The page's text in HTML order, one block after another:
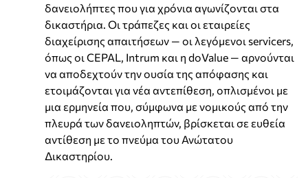
δανειολήπτες που για χρόνια αγωνίζονται στα
δικαστήρια. Οι τράπεζες και οι εταιρείες
διαχείρισης απαιτήσεων — οι λεγόμενοι servicers,
όπως οι CEPAL, Intrum και η doValue — αρνούνται
να αποδεχτούν την ουσία της απόφασης και
ετοιμάζονται για νέα αντεπίθεση, οπλισμένοι με
μια ερμηνεία που, σύμφωνα με νομικούς από την
πλευρά των δανειοληπτών, βρίσκεται σε ευθεία
αντίθεση με το πνεύμα του Ανώτατου
Δικαστηρίου.